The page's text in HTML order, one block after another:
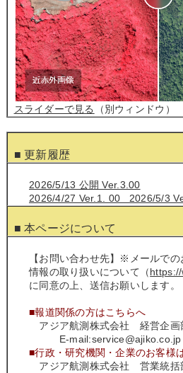
スライダーで見る （別ウィンドウ）
■ 更新履歴
2026/5/13 公開 Ver.3.00
2026/4/27 Ver.1. 00 2026/5/3
■ 本ページについて
【お問い合わせ先】※メールで
情報の取り扱いについて（
に同意の上、送信お願いします。
■報道関係の方はこちらへ
アジア航測株式会社 経営企
E-mail:service@ajiko.co.jp
■行政・研究機関・企業のお客様
アジア航測株式会社 営業統括